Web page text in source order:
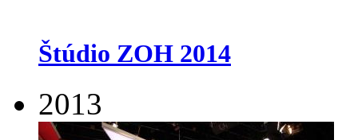
Štúdio ZOH 2014
2013